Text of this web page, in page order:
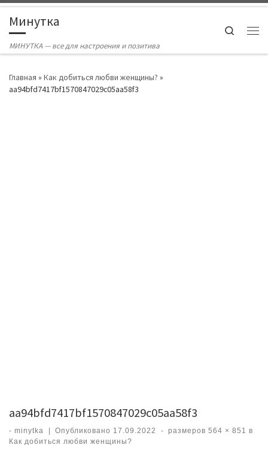
Skip to content
Минутка
МИНУТКА — все для настроения и позитива
Search
Главная » Как добиться любви женщины? »
aa94bfd7417bf1570847029c05aa58f3
aa94bfd7417bf1570847029c05aa58f3
- minytka Опубликовано 17.09.2022 - размеров 564 × 851 в
Как добиться любви женщины?